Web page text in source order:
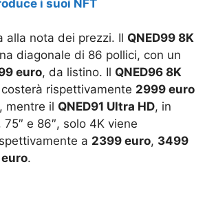
i suoi NFT
alla nota dei prezzi. Il QNED99 8K
diagonale di 86 pollici, con un
euro, da listino. Il QNED96 8K
costerà rispettivamente 2999 euro
, mentre il QNED91 Ultra HD, in
75″ e 86″, solo 4K viene
a 2399 euro, 3499
.